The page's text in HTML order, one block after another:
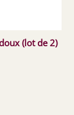
(lot de 2)